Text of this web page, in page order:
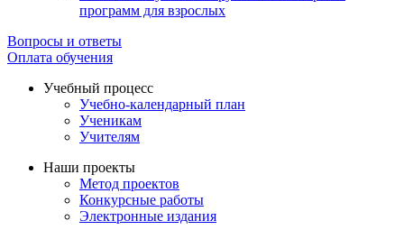
программ для взрослых
Вопросы и ответы
Оплата обучения
Учебный процесс
Учебно-календарный план
Ученикам
Учителям
Наши проекты
Метод проектов
Конкурсные работы
Электронные издания